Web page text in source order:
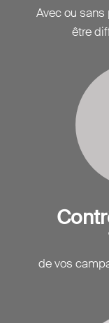
Avec ou
être
de vos